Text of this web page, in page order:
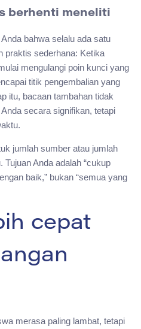
berhenti meneliti
bahwa selalu ada satu
praktis sederhana: Ketika
mengulangi poin kunci yang
titik pengembalian yang
itu, bacaan tambahan tidak
secara signifikan, tetapi
jumlah sumber atau jumlah
Tujuan Anda adalah “cukup
baik,” bukan “semua yang
cepat
merasa paling lambat, tetapi